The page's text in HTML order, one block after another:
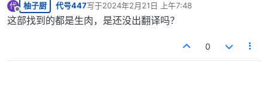
代
离线
柚子厨 代号447写于2024年2月21日 上午7:48
最后由 编辑
这部找到的都是生肉，是还没出翻译吗？
0